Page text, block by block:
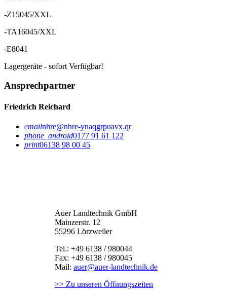
-Z15045/XXL
-TA16045/XXL
-E8041
Lagergeräte - sofort Verfügbar!
Ansprechpartner
Friedrich Reichard
emailnhre@nhre-ynaqgrpuavx.qr
phone_android0177 91 61 122
print06138 98 00 45
Auer Landtechnik GmbH
Mainzerstr. 12
55296 Lörzweiler
Tel.: +49 6138 / 980044
Fax: +49 6138 / 980045
Mail: auer@auer-landtechnik.de
>> Zu unseren Öffnungszeiten